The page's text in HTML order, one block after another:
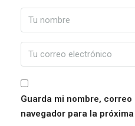
Guarda mi nombre,
navegador para la